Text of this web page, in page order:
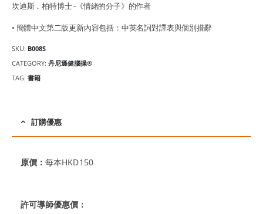
坎迪斯．柏特博士 -《情緒的分子》的作者
• 簡體中文第二版更新內容包括：中英名詞對譯表與個別措辭
SKU: B008S
CATEGORY: 丹尼遜健腦操®
TAG: 書籍
訂購優惠
原價：每本HKD150
許可導師優惠價：